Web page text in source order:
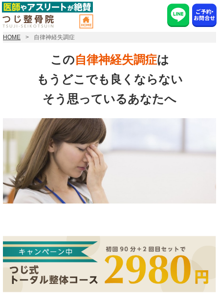
HOME 自律神経失調症
この自律神経失調症は
もうどこでも良くならない
そう思っているあなたへ